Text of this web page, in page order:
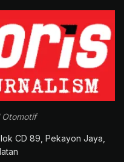
Otomotif
CD 89, Pekayon Jaya,